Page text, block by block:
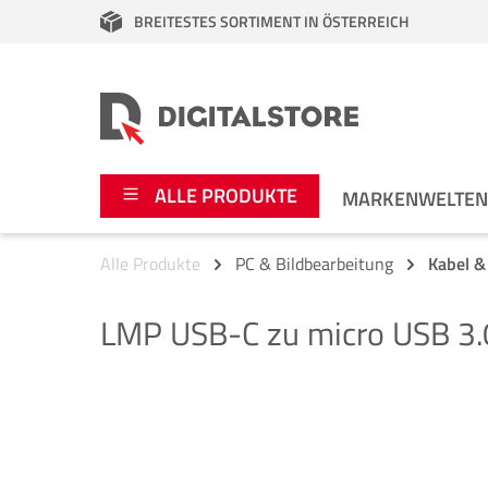
Zur Hauptnavigation springen
BREITESTES SORTIMENT IN ÖSTERREICH
ALLE PRODUKTE MARKENWELTEN
Foto
Video
Canon
Fujifilm
Alle Produkte PC & Bildbearbeitung Kabel
LMP USB-C zu micro USB